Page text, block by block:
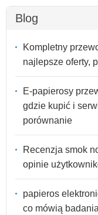
Blog
Kompletny
najlepsze oferty,
E-papierosy
gdzie kupić i
porównanie
Recenzja smok
opinie
papieros
co mówią